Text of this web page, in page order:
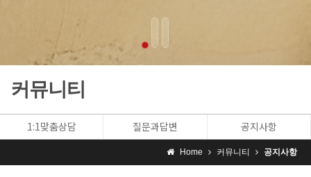
커뮤니티
1:1맞춤상담 질문과답변 공지사항
Home 커뮤니티 공지사항